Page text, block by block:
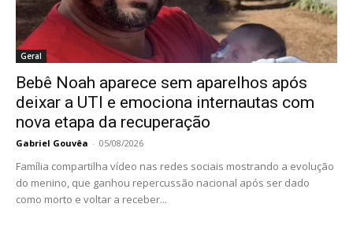
Geral
Bebê Noah aparece sem aparelhos após
deixar a UTI e emociona internautas com
nova etapa da recuperação
Gabriel Gouvêa - 05/08/2026
Família compartilha vídeo nas redes sociais mostrando a evolução
do menino, que ganhou repercussão nacional após ser dado
como morto e voltar a receber...